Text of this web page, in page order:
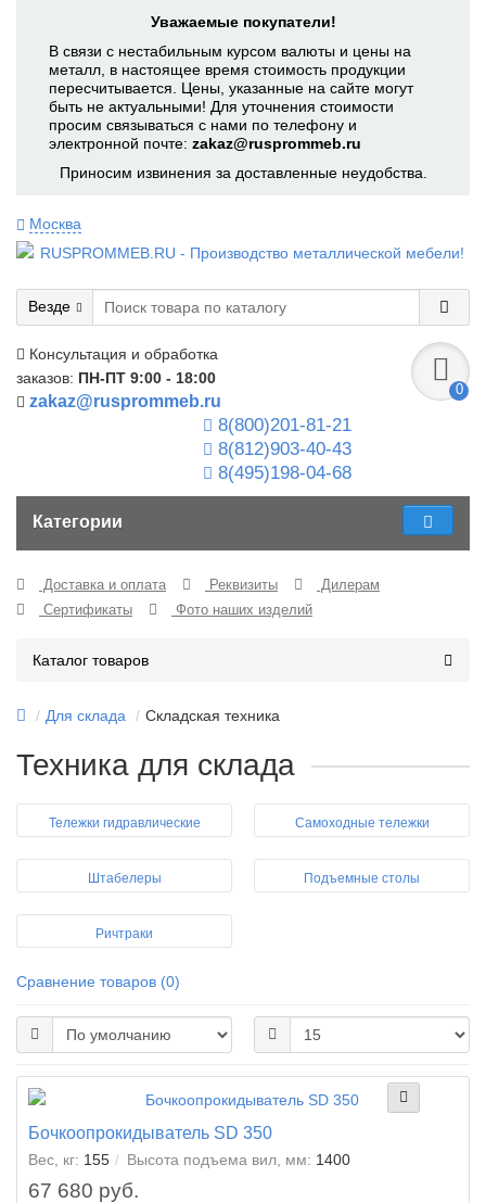
Уважаемые покупатели!
В связи с нестабильным курсом валюты и цены на
металл, в настоящее время стоимость продукции
пересчитывается. Цены, указанные на сайте могут
быть не актуальными! Для уточнения стоимости
просим связываться с нами по телефону и
электронной почте: zakaz@rusprommeb.ru
Приносим извинения за доставленные неудобства.
Москва
Везде
Консультация и обработка
заказов: ПН-ПТ 9:00 - 18:00
zakaz@rusprommeb.ru
8(800)201-81-21
8(812)903-40-43
8(495)198-04-68
0
Категории
Доставка и оплата Реквизиты
Дилерам
Сертификаты
Фото наших изделий
Каталог товаров
Для склада Складская техника
Техника для склада
Тележки гидравлические Самоходные тележки
Штабелеры Подъемные столы
Ричтраки
Сравнение товаров (0)
Бочкоопрокидыватель SD 350
Вес, кг: 155 Высота подъема вил, мм: 1400
67 680 руб.